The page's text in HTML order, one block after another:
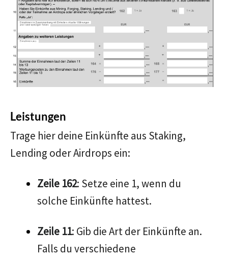
Leistungen
Trage hier deine Einkünfte aus Staking,
Lending oder Airdrops ein:
Zeile 162: Setze eine 1, wenn du
solche Einkünfte hattest.
Zeile 11: Gib die Art der Einkünfte an.
Falls du verschiedene